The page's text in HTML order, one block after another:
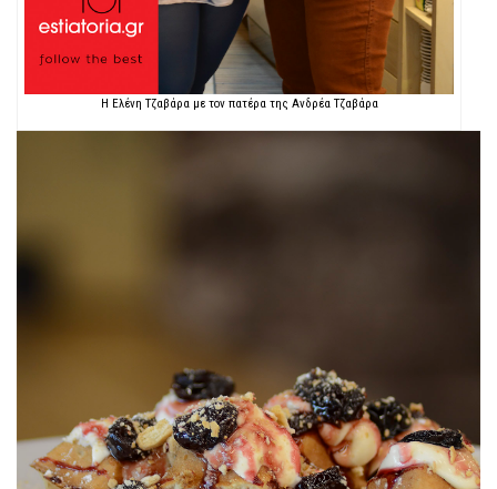
Η Ελένη Τζαβάρα με τον πατέρα της Ανδρέα Τζαβάρα